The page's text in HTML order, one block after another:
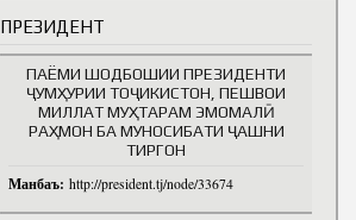
ПРЕЗИДЕНТ
ПАЁМИ ШОДБОШИИ ПРЕЗИДЕНТИ
ҶУМҲУРИИ ТОҶИКИСТОН, ПЕШВОИ
МИЛЛАТ МУҲТАРАМ ЭМОМАЛӢ
РАҲМОН БА МУНОСИБАТИ ҶАШНИ
ТИРГОН
Манбаъ: http://president.tj/node/33674